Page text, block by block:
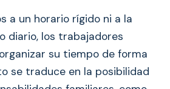
a un horario rígido ni a la
diario, los trabajadores
su tiempo de forma
se traduce en la posibilidad